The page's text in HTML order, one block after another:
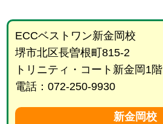
ECCベストワン新金岡校
堺市北区長曽根町815-2
トリニティ・コート新金岡1階
電話：072-250-9930
新金岡校